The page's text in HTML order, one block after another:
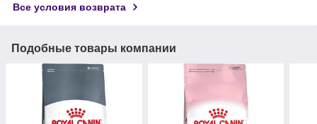
Все условия возврата
Подобные товары компании